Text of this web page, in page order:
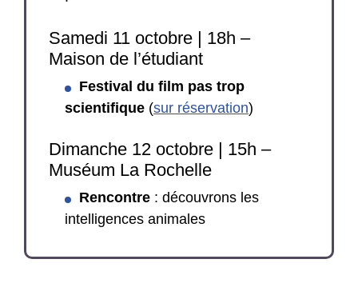
Samedi 11 octobre | 18h –
Maison de l’étudiant
Festival du film pas trop
scientifique (sur réservation)
Dimanche 12 octobre | 15h –
Muséum La Rochelle
Rencontre : découvrons les
intelligences animales